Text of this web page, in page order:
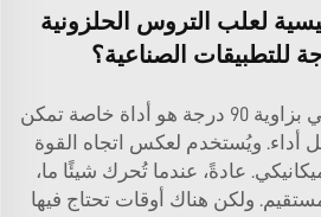
لعلب التروس الحلزونية
صندوق التروس الحلزوني بزاوية 90 درجة هو أداة خاصة تمكن
أداء. ويُستخدم لعكس اتجاه القوة
عادةً، عندما تُحرك شيئًا ما،
ولكن هناك أوقات تحتاج فيها